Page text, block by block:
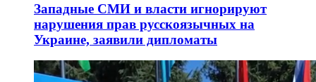
Западные СМИ и власти игнорируют
нарушения прав русскоязычных на
Украине, заявили дипломаты